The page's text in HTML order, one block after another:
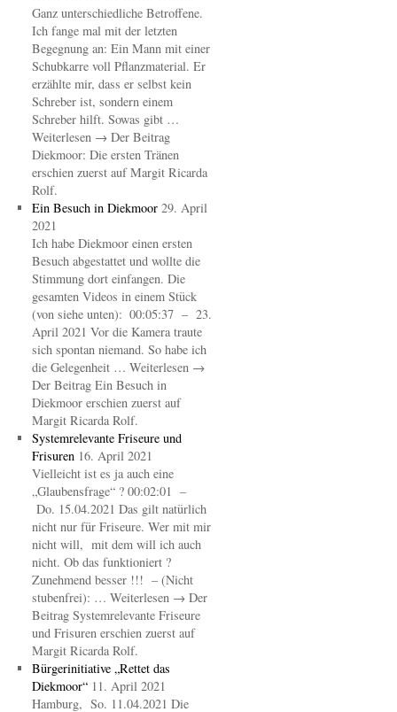
Ganz unterschiedliche Betroffene.
Ich fange mal mit der letzten
Begegnung an: Ein Mann mit einer
Schubkarre voll Pflanzmaterial. Er
erzählte mir, dass er selbst kein
Schreber ist, sondern einem
Schreber hilft. Sowas gibt …
Weiterlesen → Der Beitrag
Diekmoor: Die ersten Tränen
erschien zuerst auf Margit Ricarda
Rolf.
Ein Besuch in Diekmoor 29. April
2021
Ich habe Diekmoor einen ersten
Besuch abgestattet und wollte die
Stimmung dort einfangen. Die
gesamten Videos in einem Stück
(von siehe unten): 00:05:37 – 23.
April 2021 Vor die Kamera traute
sich spontan niemand. So habe ich
die Gelegenheit … Weiterlesen →
Der Beitrag Ein Besuch in
Diekmoor erschien zuerst auf
Margit Ricarda Rolf.
Systemrelevante Friseure und
Frisuren 16. April 2021
Vielleicht ist es ja auch eine
„Glaubensfrage“ ? 00:02:01 –
Do. 15.04.2021 Das gilt natürlich
nicht nur für Friseure. Wer mit mir
nicht will, mit dem will ich auch
nicht. Ob das funktioniert ?
Zunehmend besser !!! – (Nicht
stubenfrei): … Weiterlesen → Der
Beitrag Systemrelevante Friseure
und Frisuren erschien zuerst auf
Margit Ricarda Rolf.
Bürgerinitiative „Rettet das
Diekmoor“ 11. April 2021
Hamburg, So. 11.04.2021 Die